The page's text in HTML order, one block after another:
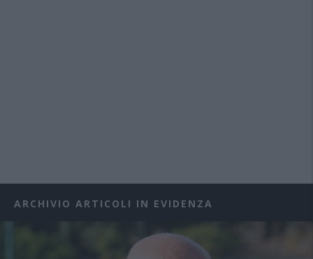
ARCHIVIO ARTICOLI IN EVIDENZA